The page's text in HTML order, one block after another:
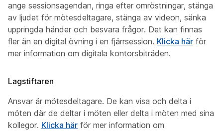
ange sessionsagendan, ringa efter omröstningar, stänga
av ljudet för mötesdeltagare, stänga av videon, sänka
uppringda händer och besvara frågor. Det kan finnas
fler än en digital övning i en fjärrsession. Klicka här för
mer information om digitala kontorsbiträden.
Lagstiftaren
Ansvar är mötesdeltagare. De kan visa och delta i
möten där de deltar i möten eller delta i möten med sina
kollegor. Klicka här för mer information om